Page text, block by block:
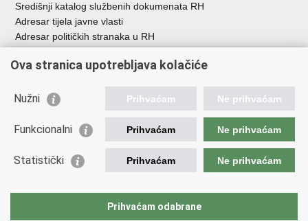
Središnji katalog službenih dokumenata RH
Adresar tijela javne vlasti
Adresar političkih stranaka u RH
Besplatni telefoni javne uprave
Važne poveznice
Vlada Republike Hrvatske
Europska komisija
Taxation and Customs Union
Ova stranica upotrebljava kolačiće
Nužni Prihvaćam Ne prihvaćam
Funkcionalni Prihvaćam Ne prihvaćam
Statistički Prihvaćam Ne prihvaćam
Prihvaćam odabrane